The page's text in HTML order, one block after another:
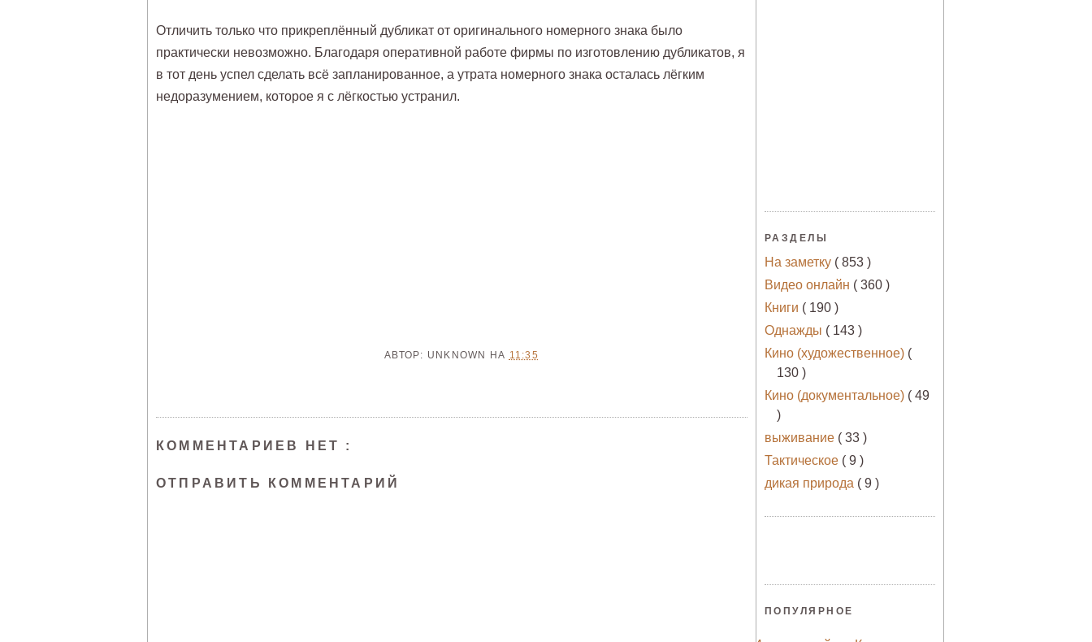
Отличить только что прикреплённый дубликат от оригинального номерного знака было
практически невозможно. Благодаря оперативной работе фирмы по изготовлению дубликатов, я
в тот день успел сделать всё запланированное, а утрата номерного знака осталась лёгким
недоразумением, которое я с лёгкостью устранил.
АВТОР: UNKNOWN НА 11:35
КОММЕНТАРИЕВ НЕТ :
ОТПРАВИТЬ КОММЕНТАРИЙ
РАЗДЕЛЫ
На заметку ( 853 )
Видео онлайн ( 360 )
Книги ( 190 )
Однажды ( 143 )
Кино (художественное) (
130 )
Кино (документальное) ( 49
)
выживание ( 33 )
Тактическое ( 9 )
дикая природа ( 9 )
ПОПУЛЯРНОЕ